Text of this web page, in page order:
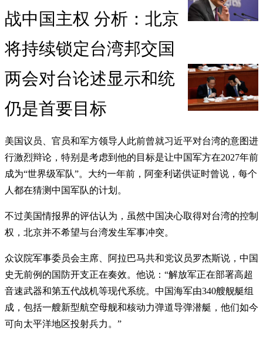
战中国主权 分析：北京
将持续锁定台湾邦交国
两会对台论述显示和统
仍是首要目标
美国议员、官员和军方领导人此前曾就习近平对台湾的意图进
行激烈辩论，特别是考虑到他的目标是让中国军方在2027年前
成为“世界级军队”。大约一年前，阿奎利诺供证时曾说，每个
人都在猜测中国军队的计划。
不过美国情报界的评估认为，虽然中国决心取得对台湾的控制
权，北京并不希望与台湾发生军事冲突。
众议院军事委员会主席、阿拉巴马共和党议员罗杰斯说，中国
史无前例的国防开支正在奏效。他说：“解放军正在部署高超
音速武器和第五代战机等现代系统。中国海军由340艘舰艇组
成，包括一艘新型航空母舰和核动力弹道导弹潜艇，他们如今
可向太平洋地区投射兵力。”